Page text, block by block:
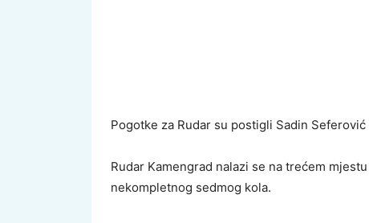
Pogotke za Rudar su postigli Sadin
Rudar Kamengrad nalazi se na trećem
nekompletnog sedmog kola.